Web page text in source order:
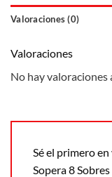
Valoraciones (0)
Valoraciones
No hay valoraciones
Sé el primero
Sopera 8 Sobres